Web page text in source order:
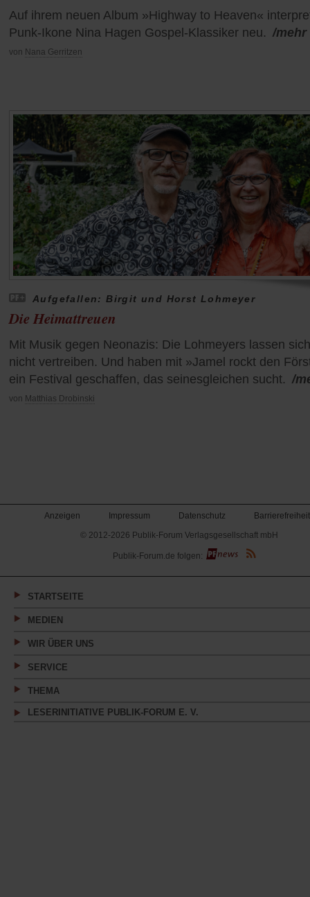
Auf ihrem neuen Album »Highway to Heaven«
Punk-Ikone Nina Hagen Gospel-Klassiker neu. /mehr
von Nana Gerritzen
Aufgefallen: Birgit und Horst Lohmeyer
Die Heimattreuen
Mit Musik gegen Neonazis: Die Lohmeyers lassen sich
nicht vertreiben. Und haben mit »Jamel rockt den
ein Festival geschaffen, das seinesgleichen sucht. /
von Matthias Drobinski
Anzeigen Impressum Datenschutz
Barrierefreiheit
© 2012-2026 Publik-Forum Verlagsgesellschaft mbH
(Öffnet
in
neuen
Publik-Forum.de folgen:
STARTSEITE
MEDIEN
WIR ÜBER UNS
SERVICE
THEMA
LESERINITIATIVE PUBLIK-FORUM E. V.